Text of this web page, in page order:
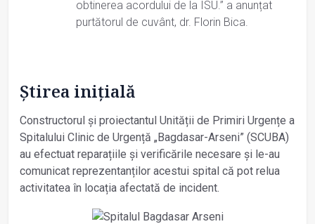
obtinerea acordului de la ISU.” a anunțat
purtătorul de cuvânt, dr. Florin Bica.
Știrea inițială
Constructorul și proiectantul Unității de Primiri Urgențe a
Spitalului Clinic de Urgență „Bagdasar-Arseni” (SCUBA)
au efectuat reparațiile și verificările necesare și le-au
comunicat reprezentanților acestui spital că pot relua
activitatea în locația afectată de incident.